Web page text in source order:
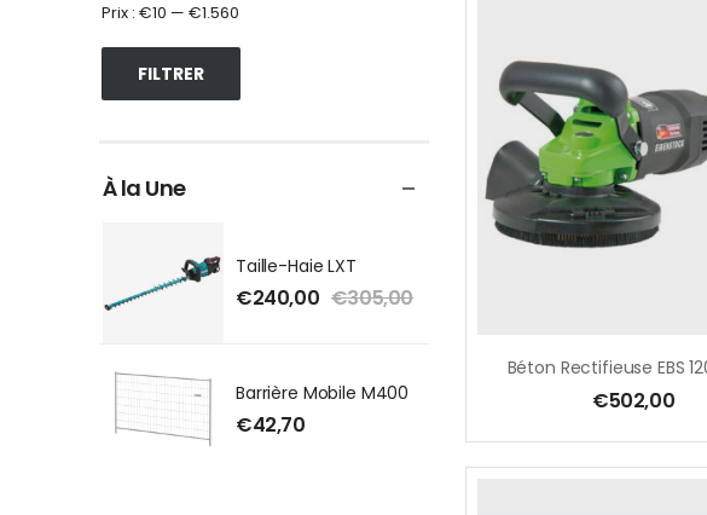
FILTRER
Prix : €10 — €1.560
À la Une
Taille-Haie LXT
€240,00 €305,00
Barrière Mobile M400
€42,70
€502,00